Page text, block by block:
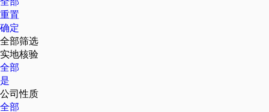
重置
确定
全部筛选
实地核验
全部
是
公司性质
全部